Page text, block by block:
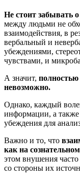
Не стоит забывать
между людьми не
взаимодействия, в
вербальный и
убеждениями,
чувствами, и
А значит,
невозможно.
Однако, каждый
информации, а также
убеждения для
Важно и то, что
как на
этом внушения часто
со стороны их